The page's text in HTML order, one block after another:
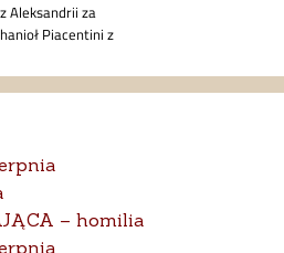
– homilia